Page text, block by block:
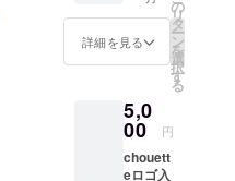
ないレ
ベルの
ハイク
ヒーで
す。特
間を過
はオン
ライン
ストア
下さ
い。 支
第で
り扱う
コー
ヒー4種
つご提
供致し
ます。
コー
詳細を見る
の
リ
タ
ー
ン
を
選
択
す
る
5,0
00 円
chouett
eロゴ入